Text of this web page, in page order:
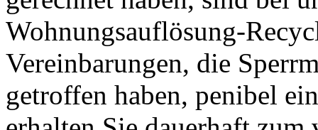
Wohnungsauflösung-
Vereinbarungen, die
getroffen haben, penibel